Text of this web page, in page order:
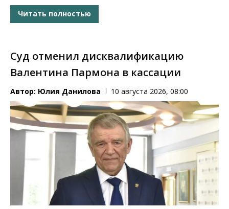
Читать полностью
Суд отменил дисквалификацию
Валентина Пармона в кассации
Автор: Юлия Данилова 10 августа 2026, 08:00